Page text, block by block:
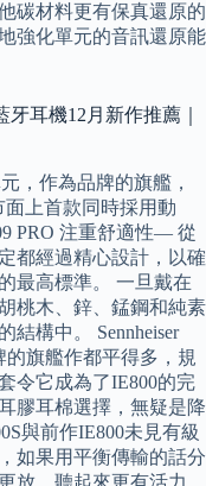
碳材料更有保真還原的
強化單元的音訊還原能
牙耳機12月新作推薦｜
，作為品牌的旗艦，
上首款同時採用動
PRO 注重舒適性— 從
都經過精心設計，以確
最高標準。 一旦戴在
桃木、鋅、錳鋼和純素
結構中。 Sennheiser
的旗艦作都平得多，規
令它成為了IE800的完
膠耳棉選擇，無疑是降
與前作IE800未見有級
如果用平衡傳輸的話分